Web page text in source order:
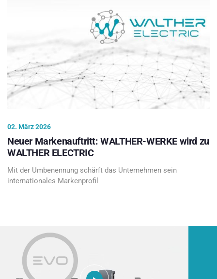
02. März 2026
Neuer Markenauftritt: WALTHER-WERKE wird zu
WALTHER ELECTRIC
Mit der Umbenennung schärft das Unternehmen sein
internationales Markenprofil